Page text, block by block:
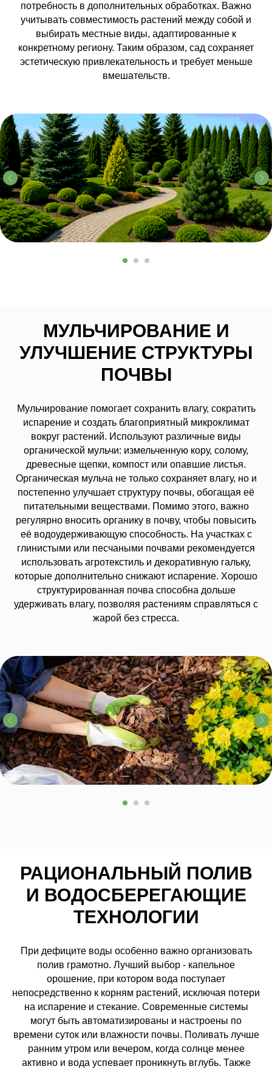
потребность в дополнительных обработках. Важно
учитывать совместимость растений между собой и
выбирать местные виды, адаптированные к
конкретному региону. Таким образом, сад сохраняет
эстетическую привлекательность и требует меньше
вмешательств.
МУЛЬЧИРОВАНИЕ И
УЛУЧШЕНИЕ СТРУКТУРЫ
ПОЧВЫ
Мульчирование помогает сохранить влагу, сократить
испарение и создать благоприятный микроклимат
вокруг растений. Используют различные виды
органической мульчи: измельченную кору, солому,
древесные щепки, компост или опавшие листья.
Органическая мульча не только сохраняет влагу, но и
постепенно улучшает структуру почвы, обогащая её
питательными веществами. Помимо этого, важно
регулярно вносить органику в почву, чтобы повысить
её водоудерживающую способность. На участках с
глинистыми или песчаными почвами рекомендуется
использовать агротекстиль и декоративную гальку,
которые дополнительно снижают испарение. Хорошо
структурированная почва способна дольше
удерживать влагу, позволяя растениям справляться с
жарой без стресса.
РАЦИОНАЛЬНЫЙ ПОЛИВ
И ВОДОСБЕРЕГАЮЩИЕ
ТЕХНОЛОГИИ
При дефиците воды особенно важно организовать
полив грамотно. Лучший выбор - капельное
орошение, при котором вода поступает
непосредственно к корням растений, исключая потери
на испарение и стекание. Современные системы
могут быть автоматизированы и настроены по
времени суток или влажности почвы. Поливать лучше
ранним утром или вечером, когда солнце менее
активно и вода успевает проникнуть вглубь. Также